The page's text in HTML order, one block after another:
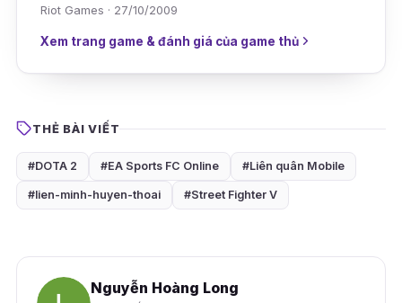
Riot Games · 27/10/2009
Xem trang game & đánh giá của game thủ
THẺ BÀI VIẾT
#DOTA 2 #EA Sports FC Online #Liên quân Mobile
#lien-minh-huyen-thoai #Street Fighter V
Nguyễn Hoàng Long